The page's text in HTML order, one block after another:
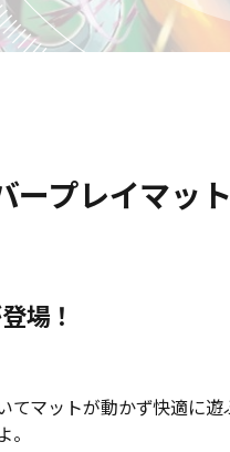
ープレイマッ
場！
マットが動かず快適に遊